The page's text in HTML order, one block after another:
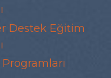
Destek Eğitim